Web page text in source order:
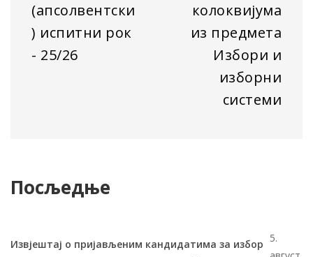
(апсолвентски
) испитни рок
- 25/26
колоквијума
из предмета
Избори и
изборни
системи
Посљедње
Извјештај о пријављеним кандидатима за избор 5.